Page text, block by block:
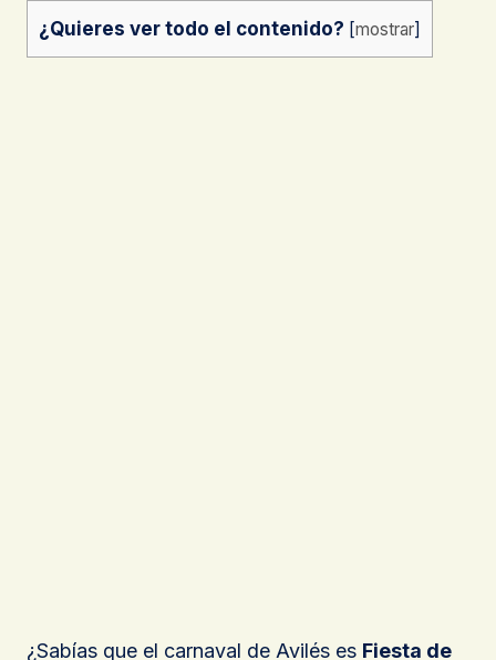
¿Quieres ver todo el contenido? [mostrar]
¿Sabías que el carnaval de Avilés es Fiesta de